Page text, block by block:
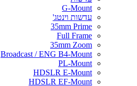
G-Mount
עדשות וינטג'
35mm Prime
Full Frame
35mm Zoom
Broadcast / ENG B4-Mount
PL-Mount
HDSLR E-Mount
HDSLR EF-Mount